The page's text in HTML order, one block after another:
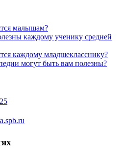
малышам?
каждому ученику средней
каждому младшекласснику?
могут быть вам полезны?